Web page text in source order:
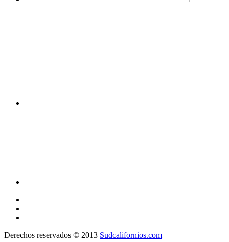
Derechos reservados © 2013 Sudcalifornios.com